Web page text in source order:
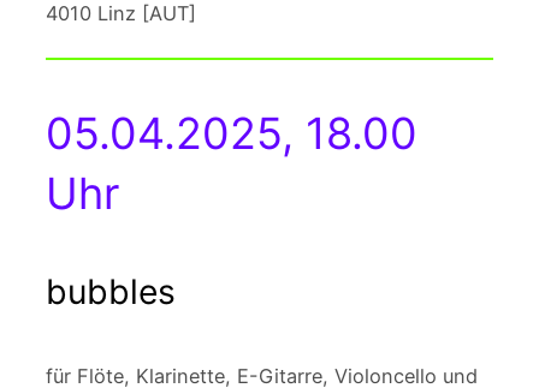
4010 Linz [AUT]
05.04.2025, 18.00
Uhr
bubbles
für Flöte, Klarinette, E-Gitarre, Violoncello und